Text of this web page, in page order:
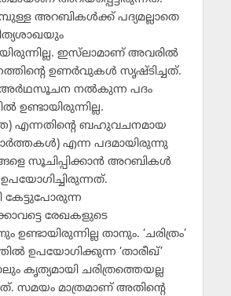
അറബികള്‍ക്ക് പദ്യമല്ലാതെ
ഇസ്‌ലാമാണ് അവരില്‍
ഉണര്‍വുകള്‍ സൃഷ്ടിച്ചത്.
അര്‍ഥസൂചന നല്‍കുന്ന പദം
ഉണ്ടായിരുന്നില്ല.
എന്നതിന്റെ ബഹുവചനമായ
എന്ന പദമായിരുന്നു
സൂചിപ്പിക്കാന്‍ അറബികള്‍
കേട്ടുപോരുന്ന
രേഖകളുടെ
താനും. ‘ചരിത്രം’
ഉപയോഗിക്കുന്ന ‘താരീഖ്’
കൃത്യമായി ചരിത്രത്തെയല്ല
സമയം മാത്രമാണ് അതിന്റെ